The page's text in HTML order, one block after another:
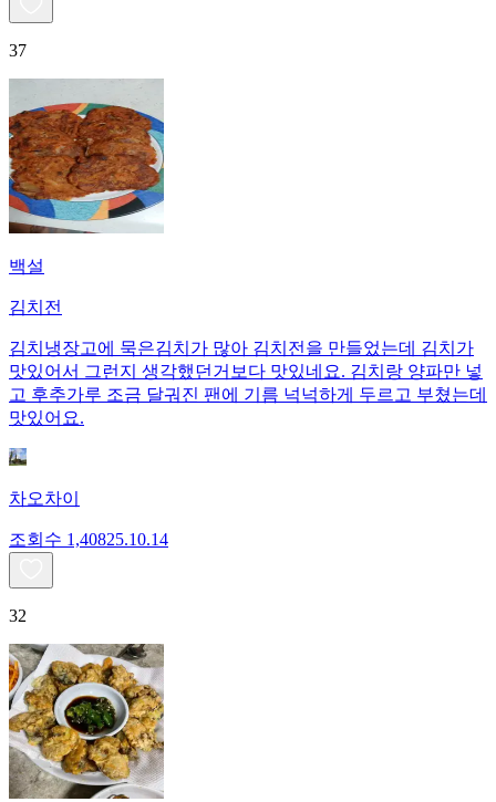
37
백설
김치전
김치냉장고에 묵은김치가 많아 김치전을 만들었는데 김치가
맛있어서 그런지 생각했던거보다 맛있네요. 김치랑 양파만 넣
고 후추가루 조금 달궈진 팬에 기름 넉넉하게 두르고 부쳤는데
맛있어요.
차오차이
조회수 1,40825.10.14
32